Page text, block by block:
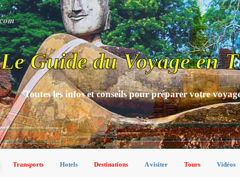
com
Le Guide du Voyage en
Toutes les infos et conseils pour préparer votre
Transports Hotels Destinations A visiter Tours Vidéos